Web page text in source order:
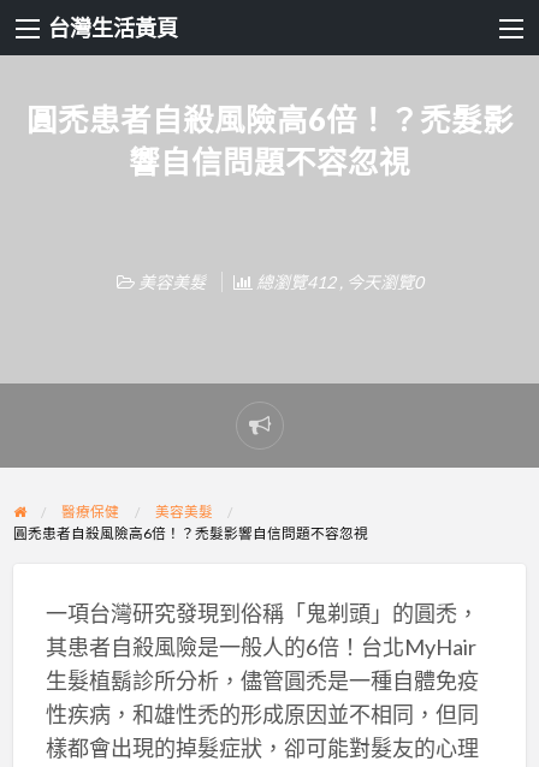
台灣生活黃頁
圓禿患者自殺風險高6倍！？禿髮影
響自信問題不容忽視
美容美髮 總瀏覽412 , 今天瀏覽0
Report
problem
醫療保健
美容美髮
圓禿患者自殺風險高6倍！？禿髮影響自信問題不容忽視
一項台灣研究發現到俗稱「鬼剃頭」的圓禿，
其患者自殺風險是一般人的6倍！台北MyHair
生髮植鬍診所分析，儘管圓禿是一種自體免疫
性疾病，和雄性禿的形成原因並不相同，但同
樣都會出現的掉髮症狀，卻可能對髮友的心理